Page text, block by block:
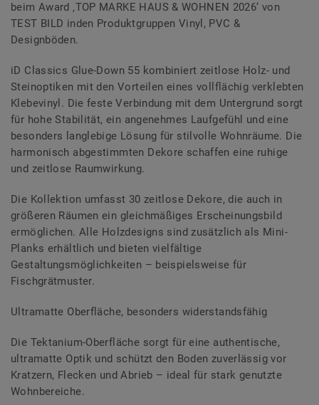
beim Award ‚TOP MARKE HAUS & WOHNEN 2026‘ von
TEST BILD inden Produktgruppen Vinyl, PVC &
Designböden.
iD Classics Glue-Down 55 kombiniert zeitlose Holz- und
Steinoptiken mit den Vorteilen eines vollflächig verklebten
Klebevinyl. Die feste Verbindung mit dem Untergrund sorgt
für hohe Stabilität, ein angenehmes Laufgefühl und eine
besonders langlebige Lösung für stilvolle Wohnräume. Die
harmonisch abgestimmten Dekore schaffen eine ruhige
und zeitlose Raumwirkung.
Die Kollektion umfasst 30 zeitlose Dekore, die auch in
größeren Räumen ein gleichmäßiges Erscheinungsbild
ermöglichen. Alle Holzdesigns sind zusätzlich als Mini-
Planks erhältlich und bieten vielfältige
Gestaltungsmöglichkeiten – beispielsweise für
Fischgrätmuster.
Ultramatte Oberfläche, besonders widerstandsfähig
Die Tektanium-Oberfläche sorgt für eine authentische,
ultramatte Optik und schützt den Boden zuverlässig vor
Kratzern, Flecken und Abrieb – ideal für stark genutzte
Wohnbereiche.